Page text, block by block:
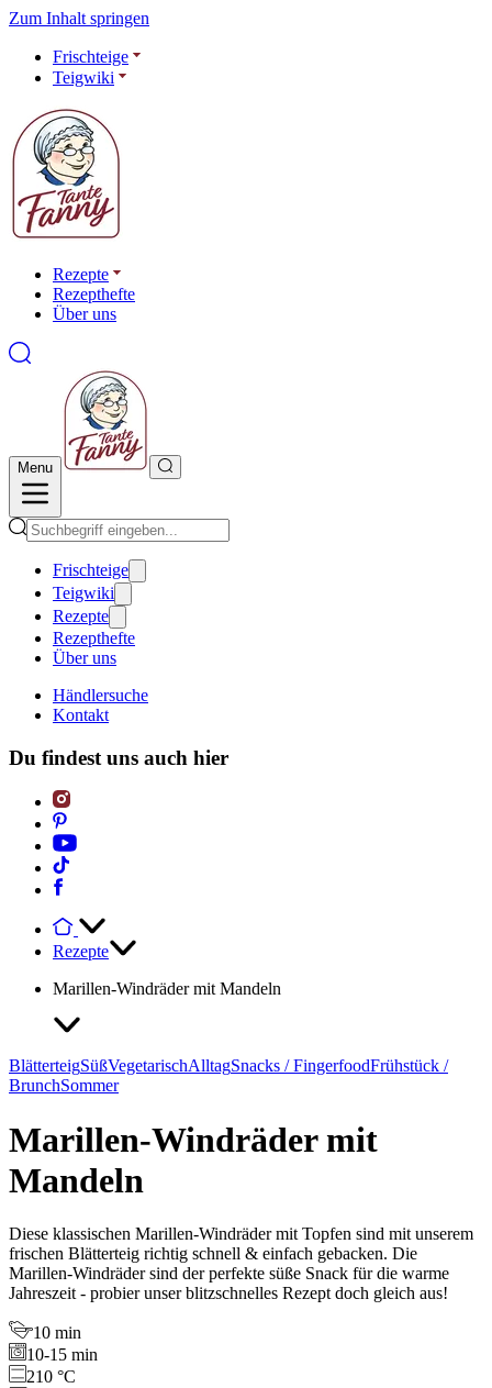
Zum Inhalt springen
Frischteige
Teigwiki
Rezepte
Rezepthefte
Über uns
Menu
Frischteige
Teigwiki
Rezepte
Rezepthefte
Über uns
Händlersuche
Kontakt
Du findest uns auch hier
Rezepte
Marillen-Windräder mit Mandeln
BlätterteigSüßVegetarischAlltagSnacks / FingerfoodFrühstück /
BrunchSommer
Marillen-Windräder mit
Mandeln
Diese klassischen Marillen-Windräder mit Topfen sind mit unserem
frischen Blätterteig richtig schnell & einfach gebacken. Die
Marillen-Windräder sind der perfekte süße Snack für die warme
Jahreszeit - probier unser blitzschnelles Rezept doch gleich aus!
10 min
10-15 min
210 °C